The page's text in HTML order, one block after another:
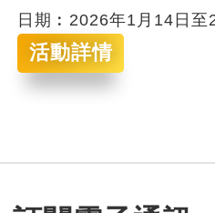
日期︰2026年1月14日至
活動詳情